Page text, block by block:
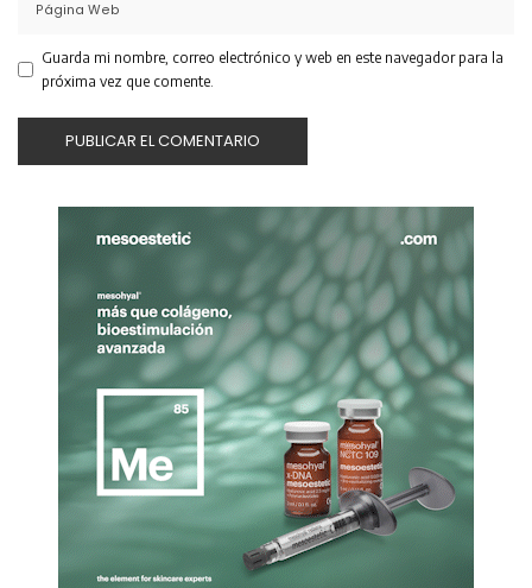
Guarda mi nombre, correo electrónico y web en este navegador para la
próxima vez que comente.